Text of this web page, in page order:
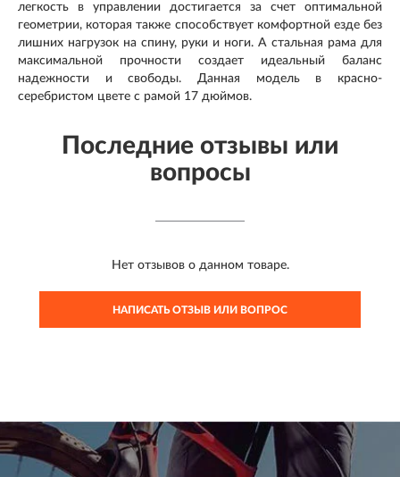
легкость в управлении достигается за счет оптимальной
геометрии, которая также способствует комфортной езде без
лишних нагрузок на спину, руки и ноги. А стальная рама для
максимальной прочности создает идеальный баланс
надежности и свободы. Данная модель в красно-
серебристом цвете с рамой 17 дюймов.
Последние отзывы или
вопросы
Нет отзывов о данном товаре.
НАПИСАТЬ ОТЗЫВ ИЛИ ВОПРОС